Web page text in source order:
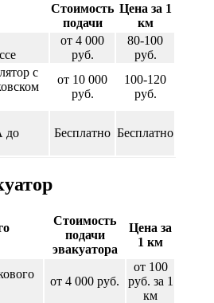
Стоимость
подачи
Цена за 1
км
от 4 000
руб.
80-100
руб.
с
от 10 000
руб.
100-120
руб.
до
Бесплатно Бесплатно
Стоимость
подачи
эвакуатора
Цена за
1 км
от 4 000 руб.
от 100
руб. за 1
км